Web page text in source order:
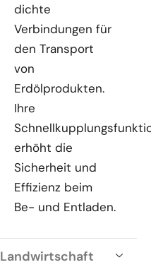
dichte
Verbindungen für
den Transport
von
Erdölprodukten.
Ihre
erhöht die
Sicherheit und
Effizienz beim
Be- und Entladen.
Landwirtschaft